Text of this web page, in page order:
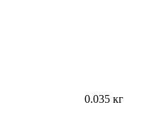
0.035 кг